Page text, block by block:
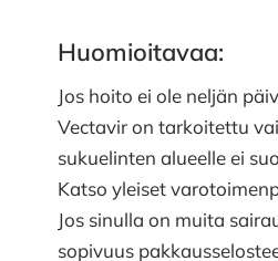
Huomioitavaa:
Jos hoito ei ole neljän
Vectavir on tarkoitettu
sukuelinten alueelle ei
Katso yleiset
Jos sinulla on muita
sopivuus